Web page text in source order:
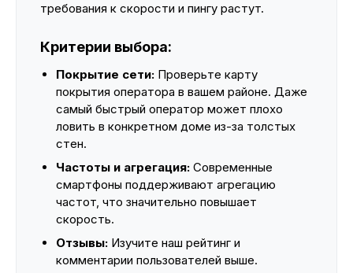
требования к скорости и пингу растут.
Критерии выбора:
Покрытие сети: Проверьте карту
покрытия оператора в вашем районе. Даже
самый быстрый оператор может плохо
ловить в конкретном доме из-за толстых
стен.
Частоты и агрегация: Современные
смартфоны поддерживают агрегацию
частот, что значительно повышает
скорость.
Отзывы: Изучите наш рейтинг и
комментарии пользователей выше.